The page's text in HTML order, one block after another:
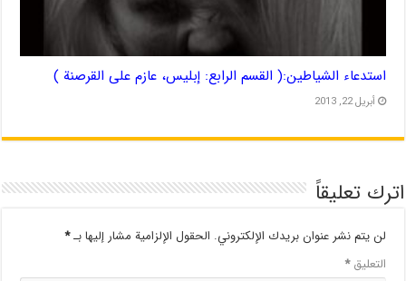
استدعاء الشياطين:( القسم الرابع: إبليس، عازم على القرصنة )
أبريل 22, 2013
اترك تعليقاً
لن يتم نشر عنوان بريدك الإلكتروني. الحقول الإلزامية مشار إليها بـ*
التعليق*